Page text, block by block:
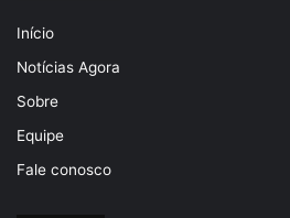
Início
Notícias Agora
Sobre
Equipe
Fale conosco